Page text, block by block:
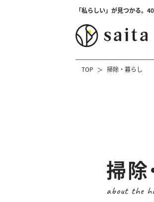
「私らしい」が見つかる。
TOP 掃除・暮らし
掃除
about the